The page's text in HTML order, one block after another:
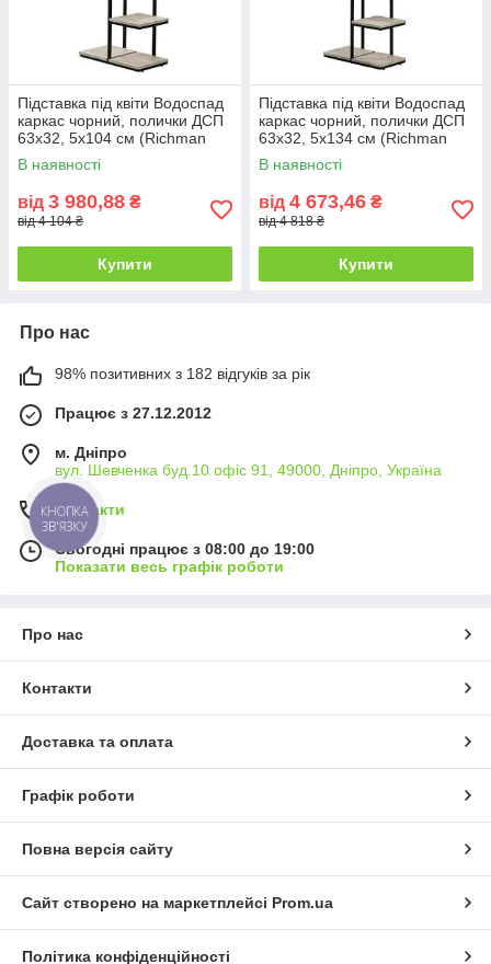
Підставка під квіти Водоспад
каркас чорний, полички ДСП
63х32, 5х104 см (Richman
ТМ)
В наявності
від 3 980,88 ₴
від 4 104 ₴
Купити
Підставка під квіти Водоспад
каркас чорний, полички ДСП
63х32, 5х134 см (Richman
ТМ)
В наявності
від 4 673,46 ₴
від 4 818 ₴
Купити
Про нас
98% позитивних з 182 відгуків за рік
Працює з 27.12.2012
м. Дніпро
вул. Шевченка буд.10 офіс 91, 49000, Дніпро, Україна
Контакти
Сьогодні працює з 08:00 до 19:00
Показати весь графік роботи
Про нас
Контакти
Доставка та оплата
Графік роботи
Повна версія сайту
Сайт створено на маркетплейсі Prom.ua
Політика конфіденційності
КНОПКА
ЗВ'ЯЗКУ